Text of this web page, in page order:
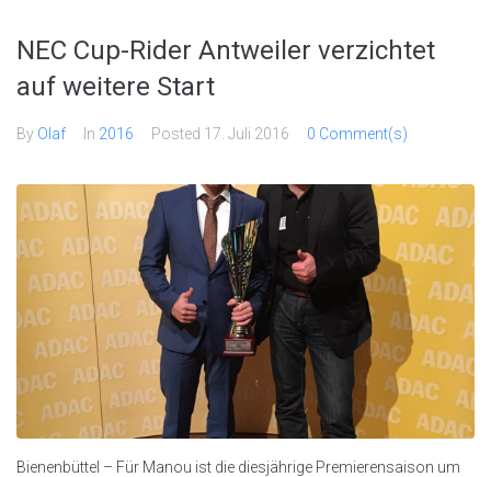
NEC Cup-Rider Antweiler verzichtet
auf weitere Start
By Olaf In 2016 Posted 17. Juli 2016 0 Comment(s)
Bienenbüttel – Für Manou ist die diesjährige Premierensaison um